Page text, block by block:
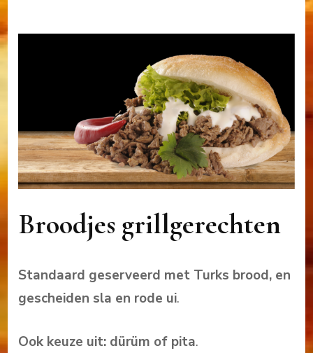
Broodjes grillgerechten
Standaard geserveerd met Turks brood, en
gescheiden sla en rode ui.
Ook keuze uit: dürüm of pita.